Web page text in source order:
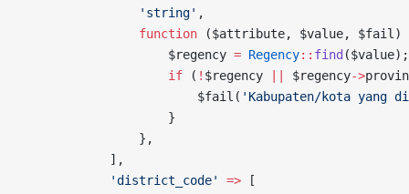
                'string'
,
                function
($attribute, $value, $fail)
                    $regency
= Regency:: find ($value);
                    if
( ! $regency $regency->
                        $fail(
'Kabupaten/kota
                    }
                },
            ],
            'district_code'
=> [